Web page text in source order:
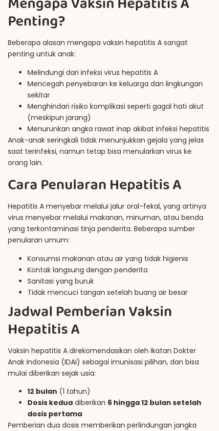
Penting?
Beberapa alasan mengapa vaksin hepatitis A sangat
penting untuk anak:
Melindungi dari infeksi virus hepatitis A
Mencegah penyebaran ke keluarga dan lingkungan
sekitar
Menghindari risiko komplikasi seperti gagal hati akut
(meskipun jarang)
Menurunkan angka rawat inap akibat infeksi hepatitis
Anak-anak seringkali tidak menunjukkan gejala yang jelas
saat terinfeksi, namun tetap bisa menularkan virus ke
orang lain.
Cara Penularan Hepatitis A
Hepatitis A menyebar melalui jalur oral-fekal, yang artinya
virus menyebar melalui makanan, minuman, atau benda
yang terkontaminasi tinja penderita. Beberapa sumber
penularan umum:
Konsumsi makanan atau air yang tidak higienis
Kontak langsung dengan penderita
Sanitasi yang buruk
Tidak mencuci tangan setelah buang air besar
Jadwal Pemberian Vaksin
Hepatitis A
Vaksin hepatitis A direkomendasikan oleh Ikatan Dokter
Anak Indonesia (IDAI) sebagai imunisasi pilihan, dan bisa
mulai diberikan sejak usia:
12 bulan (1 tahun)
Dosis kedua diberikan 6 hingga 12 bulan setelah
dosis pertama
Pemberian dua dosis memberikan perlindungan jangka